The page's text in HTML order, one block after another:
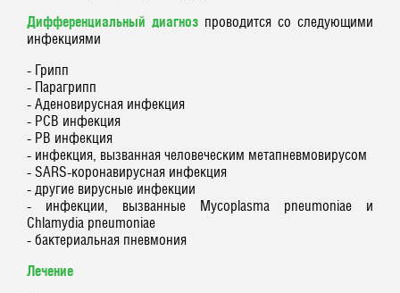
Дифференциальный диагноз проводится со следующими
инфекциями
- Грипп
- Парагрипп
- Аденовирусная инфекция
- РСВ инфекция
- РВ инфекция
- инфекция, вызванная человеческим метапневмовирусом
- SARS-коронавирусная инфекция
- другие вирусные инфекции
- инфекции, вызванные Mycoplasma pneumoniae и
Chlamydia pneumoniae
- бактериальная пневмония
Лечение